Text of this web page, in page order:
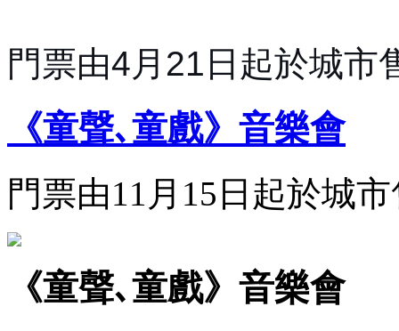
門票由4月21日起於城市
《童聲､童戲》音樂會
門票由11月15日起於城
《童聲､童戲》音樂會